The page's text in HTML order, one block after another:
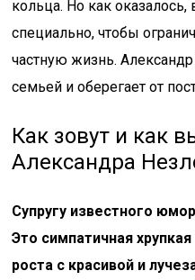
кольца. Но как
специально, чтобы
частную жизнь.
семьей и оберегает от
Как зовут и как
Александра
Супругу известного
Это симпатичная
роста с красивой и